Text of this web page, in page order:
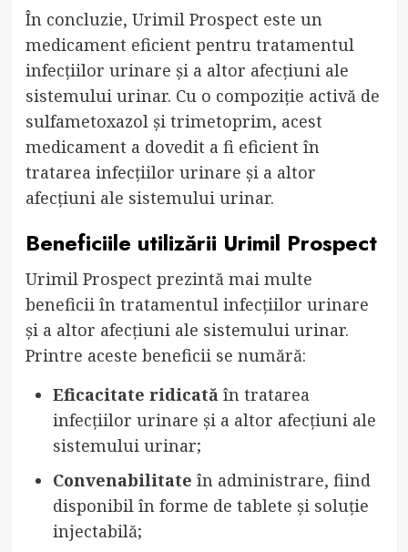
În concluzie, Urimil Prospect este un
medicament eficient pentru tratamentul
infecțiilor urinare și a altor afecțiuni ale
sistemului urinar. Cu o compoziție activă de
sulfametoxazol și trimetoprim, acest
medicament a dovedit a fi eficient în
tratarea infecțiilor urinare și a altor
afecțiuni ale sistemului urinar.
Beneficiile utilizării Urimil Prospect
Urimil Prospect prezintă mai multe
beneficii în tratamentul infecțiilor urinare
și a altor afecțiuni ale sistemului urinar.
Printre aceste beneficii se numără:
Eficacitate ridicată în tratarea
infecțiilor urinare și a altor afecțiuni ale
sistemului urinar;
Convenabilitate în administrare, fiind
disponibil în forme de tablete și soluție
injectabilă;